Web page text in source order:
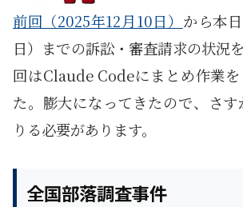
前回（2025年12月10日） から本
日）までの訴訟・審査請求の状況
回はClaude Codeにまとめ作業
た。膨大になってきたので、さ
りる必要があります。
全国部落調査事件